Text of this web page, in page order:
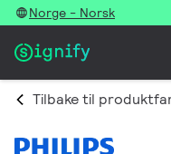
Norge - Norsk
Tilbake til